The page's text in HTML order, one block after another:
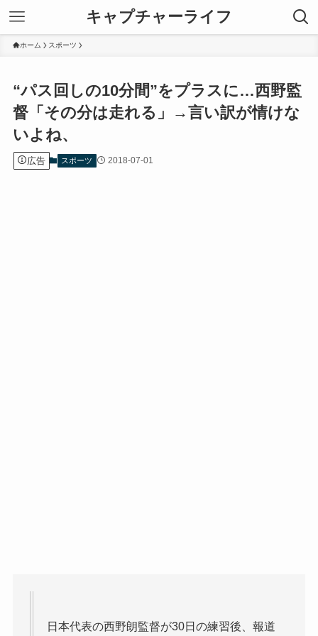
キャプチャーライフ
ホーム スポーツ
“パス回しの10分間”をプラスに…西野監
督「その分は走れる」→言い訳が情けな
いよね、
広告 スポーツ 2018-07-01
日本代表の西野朗監督が30日の練習後、報道